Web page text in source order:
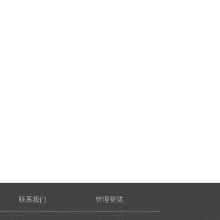
联系我们 管理登陆